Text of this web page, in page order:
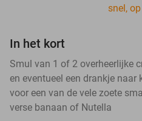
snel,
In het kort
Smul van 1 of 2 overheerlijke
en eventueel een drankje
voor een van de vele zoete
verse banaan of Nutella